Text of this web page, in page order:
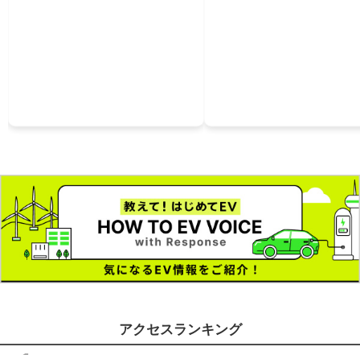
アクセスランキング